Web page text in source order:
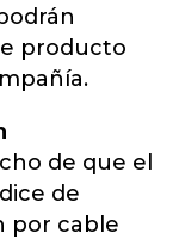
producto
de que el
de
por cable